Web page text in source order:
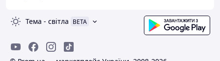
Тема - світла BETA